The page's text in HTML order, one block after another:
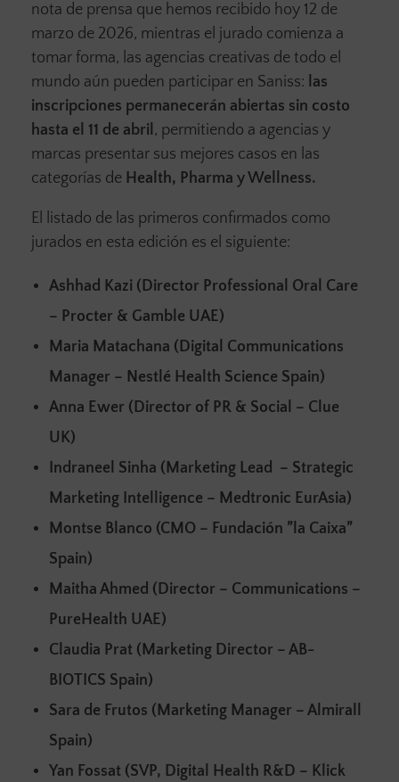
nota de prensa que hemos recibido hoy 12 de
marzo de 2026, mientras el jurado comienza a
tomar forma, las agencias creativas de todo el
mundo aún pueden participar en Saniss: las
inscripciones permanecerán abiertas sin costo
hasta el 11 de abril, permitiendo a agencias y
marcas presentar sus mejores casos en las
categorías de Health, Pharma y Wellness.
El listado de las primeros confirmados como
jurados en esta edición es el siguiente:
Ashhad Kazi (Director Professional Oral Care
– Procter & Gamble UAE)
Maria Matachana (Digital Communications
Manager – Nestlé Health Science Spain)
Anna Ewer (Director of PR & Social – Clue
UK)
Indraneel Sinha (Marketing Lead – Strategic
Marketing Intelligence – Medtronic EurAsia)
Montse Blanco (CMO – Fundación ”la Caixa”
Spain)
Maitha Ahmed (Director – Communications –
PureHealth UAE)
Claudia Prat (Marketing Director – AB-
BIOTICS Spain)
Sara de Frutos (Marketing Manager – Almirall
Spain)
Yan Fossat (SVP, Digital Health R&D – Klick